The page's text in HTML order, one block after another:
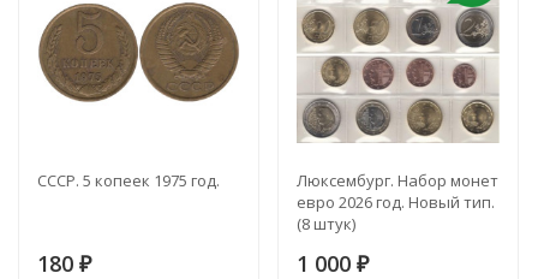
СССР. 5 копеек 1975 год.
180 ₽
Люксембург. Набор монет
евро 2026 год. Новый тип.
(8 штук)
1 000 ₽